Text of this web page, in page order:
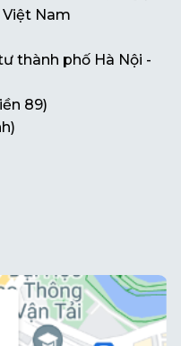
Việt Nam
thành phố Hà Nội -
89)